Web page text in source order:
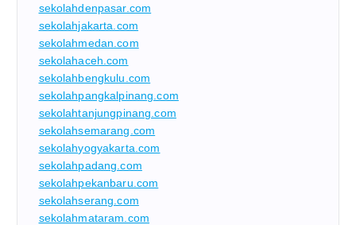
sekolahdenpasar.com
sekolahjakarta.com
sekolahmedan.com
sekolahaceh.com
sekolahbengkulu.com
sekolahpangkalpinang.com
sekolahtanjungpinang.com
sekolahsemarang.com
sekolahyogyakarta.com
sekolahpadang.com
sekolahpekanbaru.com
sekolahserang.com
sekolahmataram.com